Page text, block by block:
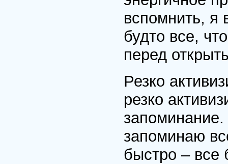
вспомнить, я
будто все,
перед
Резко
резко
запоминаю
быстро – все